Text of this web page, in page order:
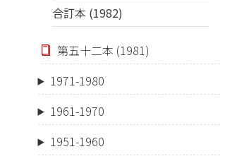
合訂本 (1982)
第五十二本 (1981)
1971-1980
1961-1970
1951-1960